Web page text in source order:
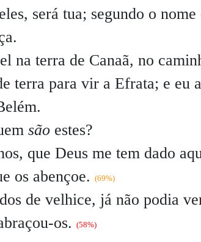
será tua; segundo o nome
na terra de Canaã, no
terra para vir a Efrata; e eu a
são estes?
que Deus me tem dado
os abençoe. (69%)
de velhice, já não podia
os. (58%)